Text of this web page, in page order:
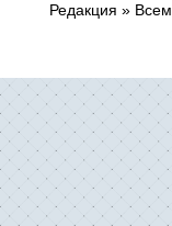
Редакция » Всем